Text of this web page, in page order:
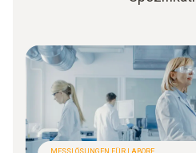
MESSLÖSUNGEN FÜR LABORE